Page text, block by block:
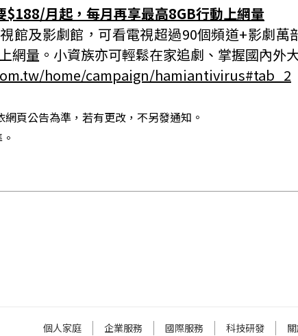
$188/月起，每月再享最高8GB行動上網量
館及影劇館，可看電視超過90個頻道+影劇萬
網量。小資族亦可輕鬆在家追劇、掌握國內外
home/campaign/hamiantivirus#tab_2
網頁公告為準，若有更改，不另發通知。
個人家庭 企業服務 國際服務 科技研發